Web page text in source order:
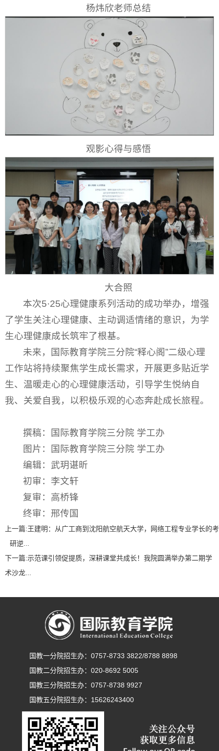
杨炜欣老师总结
观影心得与感悟
大合照
本次5·25心理健康系列活动的成功举办，增强
了学生关注心理健康、主动调适情绪的意识，为学
生心理健康成长筑牢了根基。
未来，国际教育学院三分院“释心阁”二级心理
工作站将持续聚焦学生成长需求，开展更多贴近学
生、温暖走心的心理健康活动，引导学生悦纳自
我、关爱自我，以积极乐观的心态奔赴成长旅程。
撰稿：
国际教育学院三分院 学工办
图片：
国际教育学院三分院 学工办
编辑：武玥谌昕
初审：李文轩
复审：高桥锋
终审：邢传国
上一篇:王建明：从广工商到沈阳航空航天大学，网络工程专业学长的考
研逆...
下一篇:示范课引领促提质，深耕课堂共成长！我院圆满举办第二期学
术沙龙...
国教一分院招生办：0757-8733 3822/8788 8898
国教二分院招生办：020-8692 5005
国教三分院招生办：0757-8738 9927
国教五分院招生办：15626243400